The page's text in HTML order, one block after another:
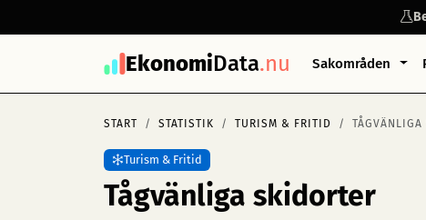
EkonomiData.nu Sakområden
START STATISTIK TURISM & FRITID TÅGVÄNLIGA
Turism & Fritid
Tågvänliga skidorter